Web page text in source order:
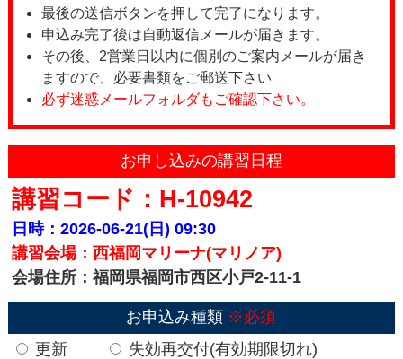
最後の送信ボタンを押して完了になります。
申込み完了後は自動返信メールが届きます。
その後、2営業日以内に個別のご案内メールが届き
ますので、必要書類をご郵送下さい
必ず迷惑メールフォルダもご確認下さい。
お申し込みの講習日程
講習コード：H-10942
日時：2026-06-21(日) 09:30
講習会場：西福岡マリーナ(マリノア)
会場住所：福岡県福岡市西区小戸2-11-1
お申込み種類 ※必須
更新
失効再交付(有効期限切れ)